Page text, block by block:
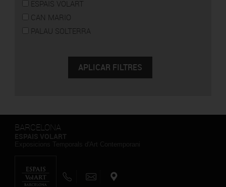
ESPAIS VOLART
CAN MARIO
PALAU SOLTERRA
BARCELONA